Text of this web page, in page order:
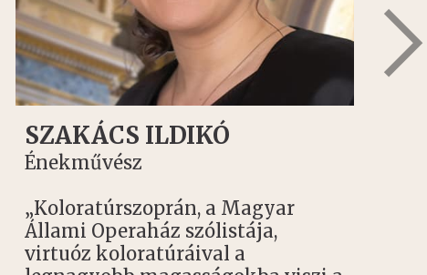
SZAKÁCS ILDIKÓ
Énekművész
„Koloratúrszoprán, a Magyar
Állami Operaház szólistája,
virtuóz koloratúráival a